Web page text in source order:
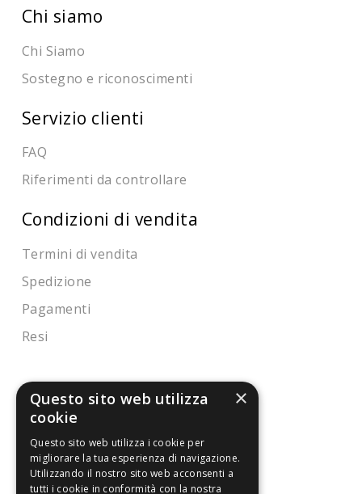
Chi siamo
Chi Siamo
Sostegno e riconoscimenti
Servizio clienti
FAQ
Riferimenti da controllare
Condizioni di vendita
Termini di vendita
Spedizione
Pagamenti
Resi
4,7
Eccellente
3.818
Recensioni
×
Questo sito web utilizza
cookie
Questo sito web utilizza i cookie per
migliorare la tua esperienza di navigazione.
Utilizzando il nostro sito web acconsenti a
tutti i cookie in conformità con la nostra